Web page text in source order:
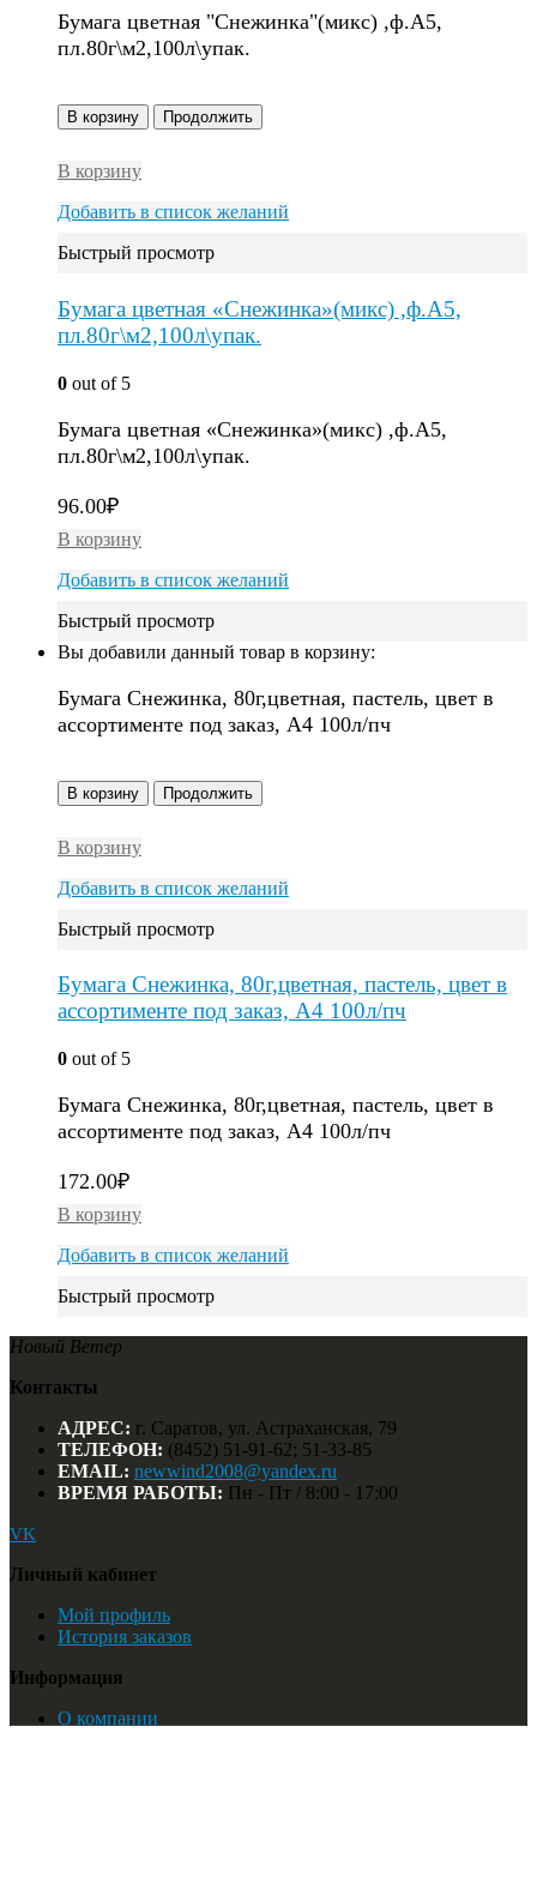
Бумага цветная "Снежинка"(микс) ,ф.А5,
пл.80г\м2,100л\упак.
В корзину Продолжить
В корзину
Добавить в список желаний
Быстрый просмотр
Бумага цветная «Снежинка»(микс) ,ф.А5,
пл.80г\м2,100л\упак.
0 out of 5
Бумага цветная «Снежинка»(микс) ,ф.А5,
пл.80г\м2,100л\упак.
96.00₽
В корзину
Добавить в список желаний
Быстрый просмотр
Вы добавили данный товар в корзину:
Бумага Снежинка, 80г,цветная, пастель, цвет в
ассортименте под заказ, A4 100л/пч
В корзину Продолжить
В корзину
Добавить в список желаний
Быстрый просмотр
Бумага Снежинка, 80г,цветная, пастель, цвет в
ассортименте под заказ, A4 100л/пч
0 out of 5
Бумага Снежинка, 80г,цветная, пастель, цвет в
ассортименте под заказ, A4 100л/пч
172.00₽
В корзину
Добавить в список желаний
Быстрый просмотр
Новый Ветер
Контакты
АДРЕС: г. Саратов, ул. Астраханская, 79
ТЕЛЕФОН: (8452) 51-91-62; 51-33-85
EMAIL: newwind2008@yandex.ru
ВРЕМЯ РАБОТЫ: Пн - Пт / 8:00 - 17:00
VK
Личный кабинет
Мой профиль
История заказов
Информация
О компании